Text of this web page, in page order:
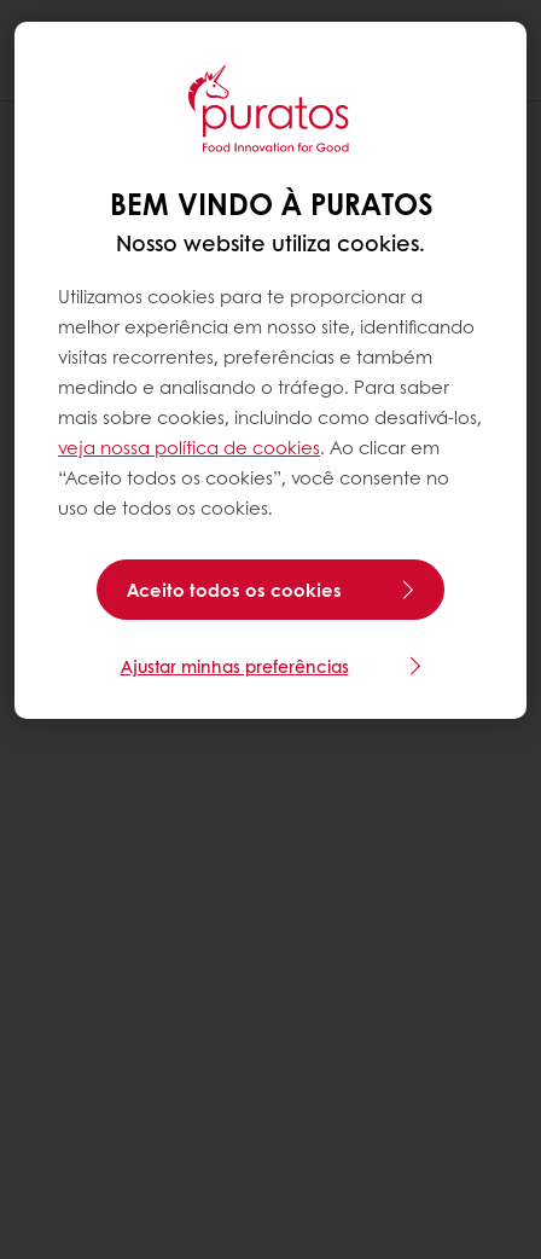
BEM VINDO À PURATOS
Nosso website utiliza cookies.
Utilizamos cookies para te proporcionar a
melhor experiência em nosso site, identificando
visitas recorrentes, preferências e também
medindo e analisando o tráfego. Para saber
mais sobre cookies, incluindo como desativá-los,
veja nossa política de cookies. Ao clicar em
“Aceito todos os cookies”, você consente no
uso de todos os cookies.
Aceito todos os cookies
Ajustar minhas preferências